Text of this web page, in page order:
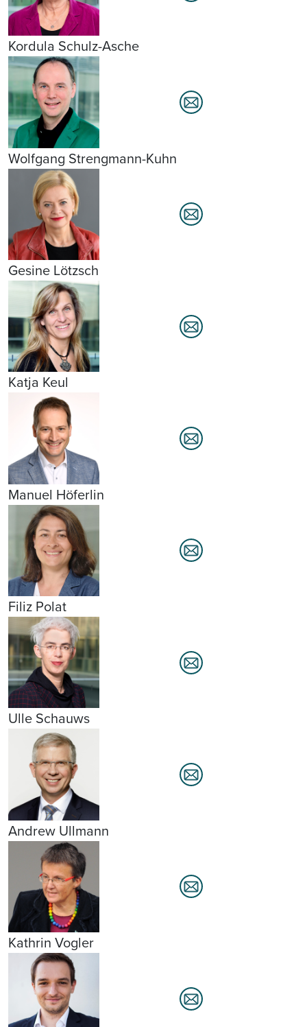
Kordula Schulz-Asche
Wolfgang Strengmann-Kuhn
Gesine Lötzsch
Katja Keul
Manuel Höferlin
Filiz Polat
Ulle Schauws
Andrew Ullmann
Kathrin Vogler